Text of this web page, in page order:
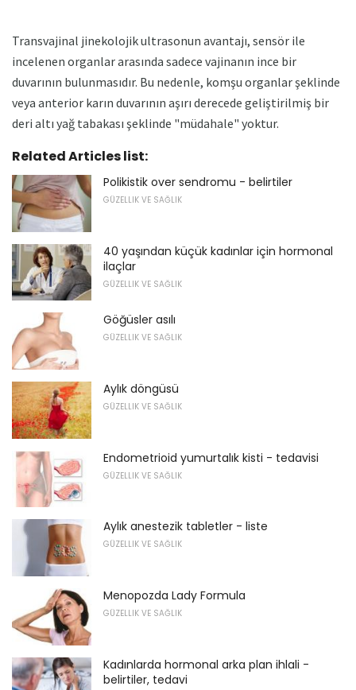
Transvajinal jinekolojik ultrasonun avantajı, sensör ile
incelenen organlar arasında sadece vajinanın ince bir
duvarının bulunmasıdır. Bu nedenle, komşu organlar şeklinde
veya anterior karın duvarının aşırı derecede geliştirilmiş bir
deri altı yağ tabakası şeklinde "müdahale" yoktur.
Related Articles list:
Polikistik over sendromu - belirtiler
GÜZELLIK VE SAĞLIK
40 yaşından küçük kadınlar için hormonal
ilaçlar
GÜZELLIK VE SAĞLIK
Göğüsler asılı
GÜZELLIK VE SAĞLIK
Aylık döngüsü
GÜZELLIK VE SAĞLIK
Endometrioid yumurtalık kisti - tedavisi
GÜZELLIK VE SAĞLIK
Aylık anestezik tabletler - liste
GÜZELLIK VE SAĞLIK
Menopozda Lady Formula
GÜZELLIK VE SAĞLIK
Kadınlarda hormonal arka plan ihlali -
belirtiler, tedavi